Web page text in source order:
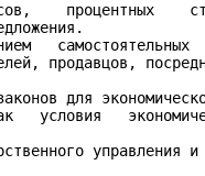
процентных
самостоятельных
продавцов,
для
условия
управления и